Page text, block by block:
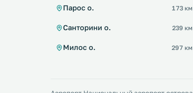
Парос о. 173 км
Санторини о. 239 км
Милос о. 297 км